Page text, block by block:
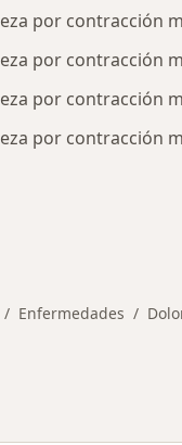
por contracción
por contracción
por contracción
por contracción
Enfermedades